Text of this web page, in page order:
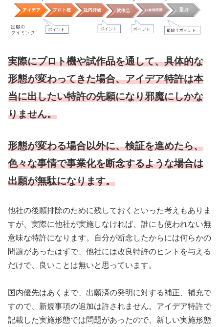
実際にプロト機や試作品を通して、具体的な
形態が変わってきた場合、アイデア特許は本
当に出したい特許の先願になり邪魔にしかな
りません。
形態が変わる場合以外に、検証を進めたら、
色々な事情で事業化を断念するような場合は
出願が無駄になります。
他社の後願排除のために残しておくといった考えもありま
すが、実際に他社が実施しなければ、誰にも使われない無
意味な特許になります。自分が断念したからには何らかの
問題があったはずで、他社には改良特許のヒントを与える
だけで、良いことは無いと思っています。
国内優先はあくまで、出願済の発明に対する補正、補充で
すので、新規事項の追加は許されません。アイデア特許で
記載した実施形態では問題があったので、新しい実施形態